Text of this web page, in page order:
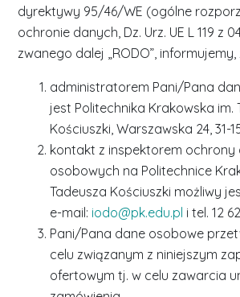
dyrektywy 95/46/WE (ogólne
ochronie danych, Dz. Urz. UE L 119 z
zwanego dalej „RODO”, informujemy,
administratorem Pani/Pana
jest Politechnika Krakowska im.
Kościuszki, Warszawska 24, 31-
kontakt z inspektorem ochrony
osobowych na Politechnice
Tadeusza Kościuszki możliwy
e-mail: iodo@pk.edu.pl i tel. 12
Pani/Pana dane osobowe
celu związanym z niniejszym
ofertowym tj. w celu zawarcia